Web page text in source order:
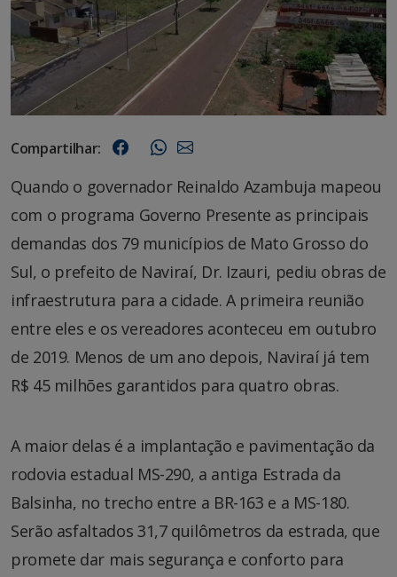
Compartilhar:
Quando o governador Reinaldo Azambuja mapeou
com o programa Governo Presente as principais
demandas dos 79 municípios de Mato Grosso do
Sul, o prefeito de Naviraí, Dr. Izauri, pediu obras de
infraestrutura para a cidade. A primeira reunião
entre eles e os vereadores aconteceu em outubro
de 2019. Menos de um ano depois, Naviraí já tem
R$ 45 milhões garantidos para quatro obras.
A maior delas é a implantação e pavimentação da
rodovia estadual MS-290, a antiga Estrada da
Balsinha, no trecho entre a BR-163 e a MS-180.
Serão asfaltados 31,7 quilômetros da estrada, que
promete dar mais segurança e conforto para